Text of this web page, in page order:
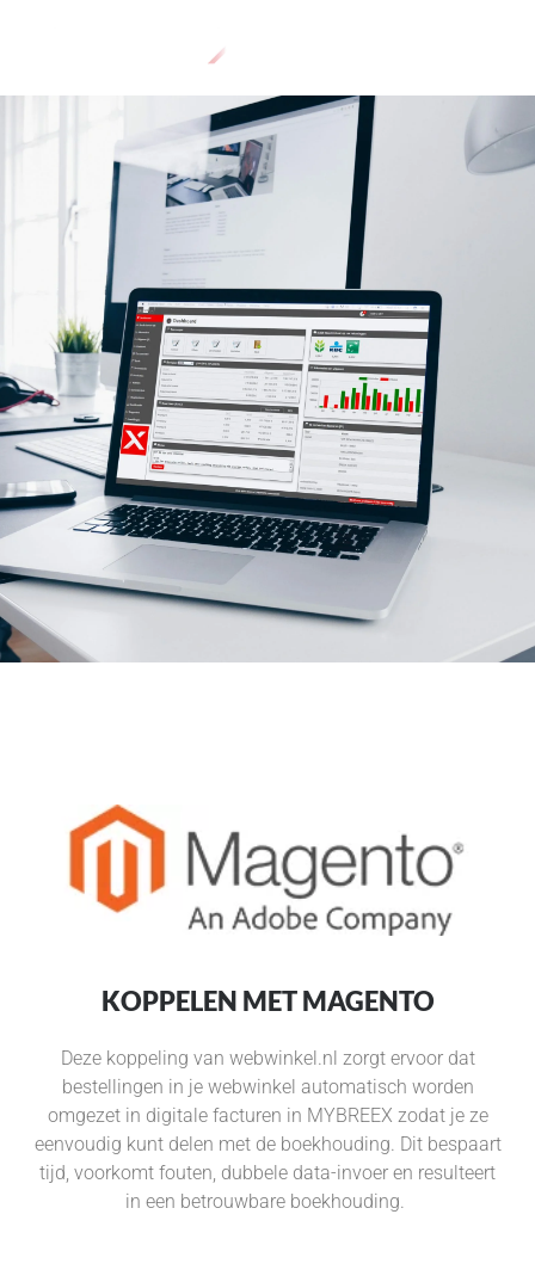
KOPPELEN MET MAGENTO
Deze koppeling van webwinkel.nl zorgt ervoor dat
bestellingen in je webwinkel automatisch worden
omgezet in digitale facturen in MYBREEX zodat je ze
eenvoudig kunt delen met de boekhouding. Dit bespaart
tijd, voorkomt fouten, dubbele data-invoer en resulteert
in een betrouwbare boekhouding.